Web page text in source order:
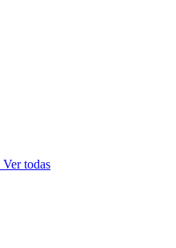
Ver todas